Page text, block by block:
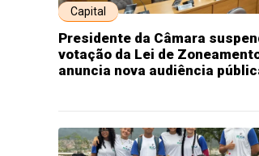
Capital
Presidente da Câmara
votação da Lei de
anuncia nova audiência